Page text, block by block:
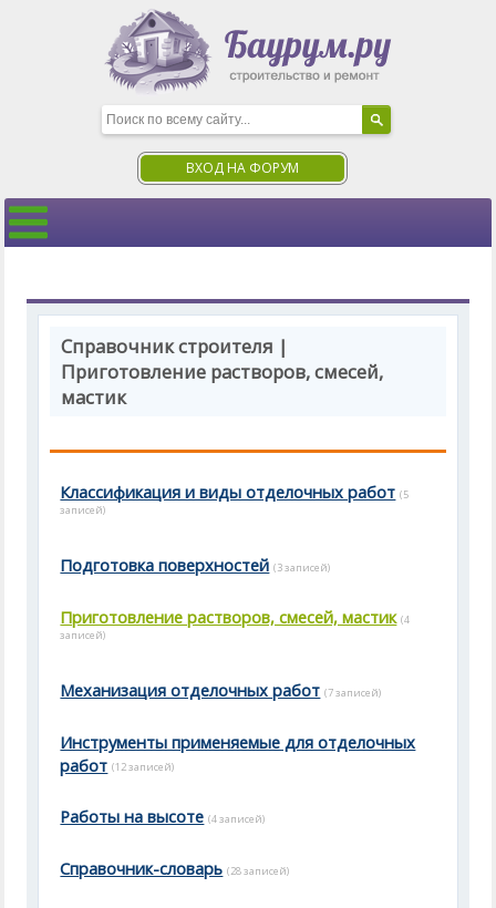
ВХОД НА ФОРУМ
Справочник строителя |
Приготовление растворов, смесей,
мастик
Классификация и виды отделочных работ (5
записей)
Подготовка поверхностей (3 записей)
Приготовление растворов, смесей, мастик (4
записей)
Механизация отделочных работ (7 записей)
Инструменты применяемые для отделочных
работ (12 записей)
Работы на высоте (4 записей)
Справочник-словарь (28 записей)